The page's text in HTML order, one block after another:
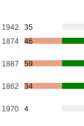
1942
35
1874 46
1887 59
1862 34
1970 4